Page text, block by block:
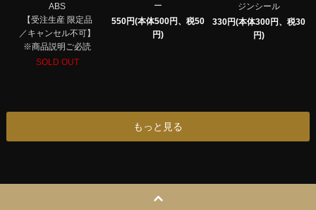
ABS
【受注生産 限定品
／キャンセル不可】
※商品説明ご必読
SOLD OUT
ー
550円(本体500円、税50
円)
ジンシール
330円(本体300円、税30
円)
もっと見る